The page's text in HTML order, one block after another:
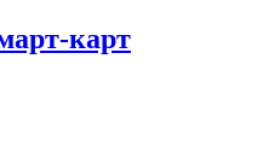
карт